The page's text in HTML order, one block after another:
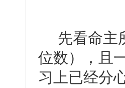
先看命主
位数），且
习上已经分